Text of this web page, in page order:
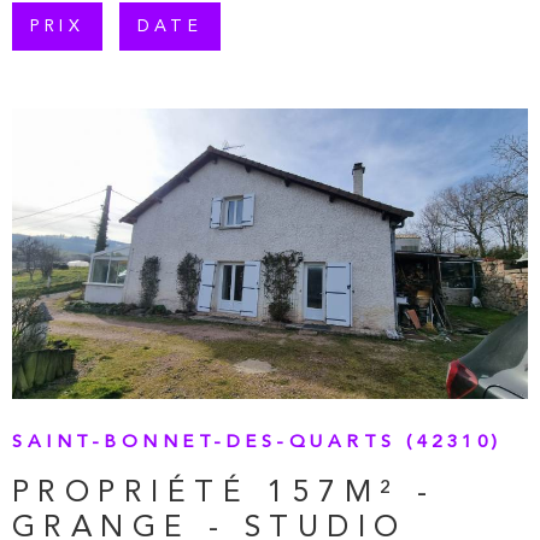
PRIX DATE
SAINT-BONNET-DES-QUARTS (42310)
PROPRIÉTÉ 157M² -
GRANGE - STUDIO
VOIR LE BIEN